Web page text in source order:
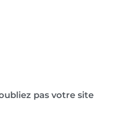
pas votre site